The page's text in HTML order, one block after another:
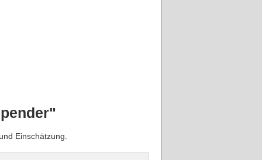
Einschätzung.